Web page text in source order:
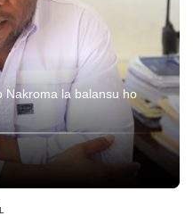
Nakroma la balansu ho